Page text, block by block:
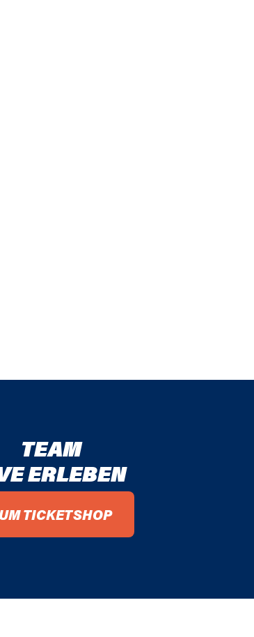
TEAM
ERLEBEN
TICKETSHOP